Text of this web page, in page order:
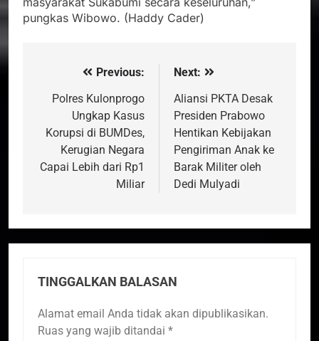
pungkas Wibowo. (Haddy Cader)
Navigasi
pos
Previous:
Polres Kulonprogo
Ungkap Kasus
Korupsi di BUMDes,
Kerugian Negara
Capai Lebih dari Rp1
Miliar
Next:
Aliansi PKTA Desak
Presiden Prabowo
Hentikan Kebijakan
Pengiriman Anak ke
Barak Militer oleh
Dedi Mulyadi
TINGGALKAN BALASAN
Alamat email Anda tidak akan dipublikasikan.
Ruas yang wajib ditandai *